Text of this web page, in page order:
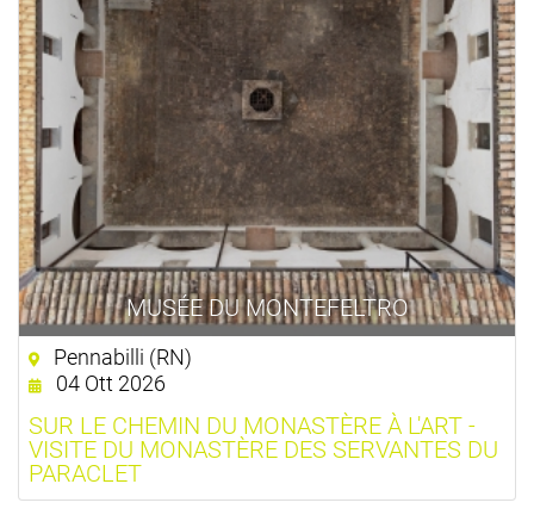
MUSÉE DU MONTEFELTRO
Pennabilli (RN)
04 Ott 2026
SUR LE CHEMIN DU MONASTÈRE À L'ART -
VISITE DU MONASTÈRE DES SERVANTES DU
PARACLET